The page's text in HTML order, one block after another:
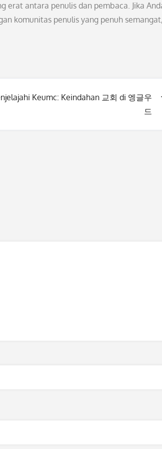
erat antara penulis dan pembaca. Jika
komunitas penulis yang penuh
Keumc: Keindahan 교회 di 엥글우
드